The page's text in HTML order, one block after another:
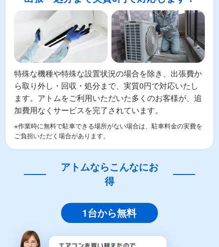
特殊な機種や特殊な設置状況の場合を除き、出張費か
ら取り外し・回収・処分まで、実質0円で対応いたし
ます。アトムをご利用いただいた多くのお客様が、追
加費用なくサービスを完了されています。
※作業時に無料で駐車できる場所がない場合は、駐車料金の実費を
ご負担いただく場合があります。
アトムならこんなにお
得
1台から無料